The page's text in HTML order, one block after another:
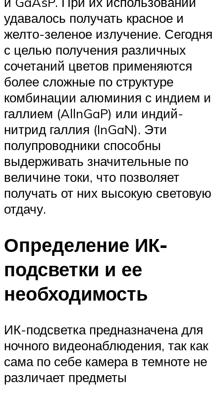
удавалось получать красное и
желто-зеленое излучение. Сегодня
с целью получения различных
сочетаний цветов применяются
более сложные по структуре
комбинации алюминия с индием и
галлием (AllnGaP) или индий-
нитрид галлия (InGaN). Эти
полупроводники способны
выдерживать значительные по
величине токи, что позволяет
получать от них высокую световую
отдачу.
Определение ИК-
подсветки и ее
необходимость
ИК-подсветка предназначена для
ночного видеонаблюдения, так как
сама по себе камера в темноте не
различает предметы